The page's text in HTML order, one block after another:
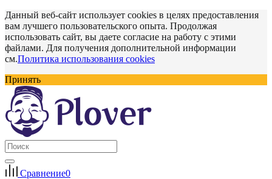
Данный веб-сайт использует cookies в целях предоставления
вам лучшего пользовательского опыта. Продолжая
использовать сайт, вы даете согласие на работу с этими
файлами. Для получения дополнительной информации
см.Политика использования cookies
Принять
Сравнение0